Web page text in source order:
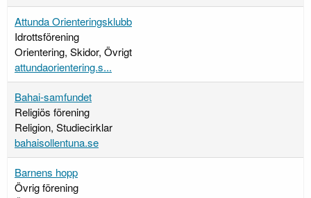
Attunda Orienteringsklubb
Idrottsförening
Orientering, Skidor, Övrigt
attundaorientering.s...
Bahai-samfundet
Religiös förening
Religion, Studiecirklar
bahaisollentuna.se
Barnens hopp
Övrig förening